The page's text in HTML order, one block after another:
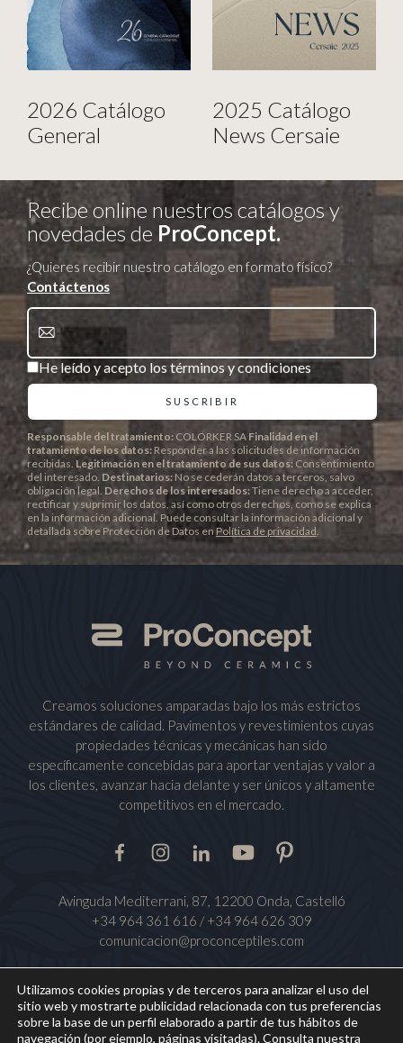
2026 Catálogo
General
2025 Catálogo
News Cersaie
Recibe online nuestros catálogos y
novedades de ProConcept.
¿Quieres recibir nuestro catálogo en formato físico?
Contáctenos
He leído y acepto los términos y condiciones
Responsable del tratamiento: COLORKER SA Finalidad en el
tratamiento de los datos: Responder a las solicitudes de información
recibidas. Legitimación en el tratamiento de sus datos: Consentimiento
del interesado. Destinatarios:No se cederán datos a terceros, salvo
obligación legal. Derechos de los interesados:Tiene derecho a acceder,
rectificar y suprimir los datos, así como otros derechos, como se explica
en la información adicional. Puede consultar la información adicional y
detallada sobre Protección de Datos enPolítica de privacidad
Creamos soluciones amparadas bajo los más estrictos
estándares de calidad. Pavimentos y revestimientos cuyas
propiedades técnicas y mecánicas han sido
específicamente concebidas para aportar ventajas y valor a
los clientes, avanzar hacia delante y ser únicos y altamente
competitivos en el mercado.
FacebookInstagramLinkedInYoutubePinterest
Avinguda Mediterrani, 87, 12200 Onda, Castelló
+34 964 361 616 / +34 964 626 309
comunicacion@proconceptiles.com
Aviso Legal
Política de privacidad de datos
Política de cookies
Canal Ético
Utilizamos cookies propias y de terceros para analizar el uso del
sitio web y mostrarte publicidad relacionada con tus preferencias
sobre la base de un perfil elaborado a partir de tus hábitos de
navegación (por ejemplo, páginas visitadas). Consulta nuestra